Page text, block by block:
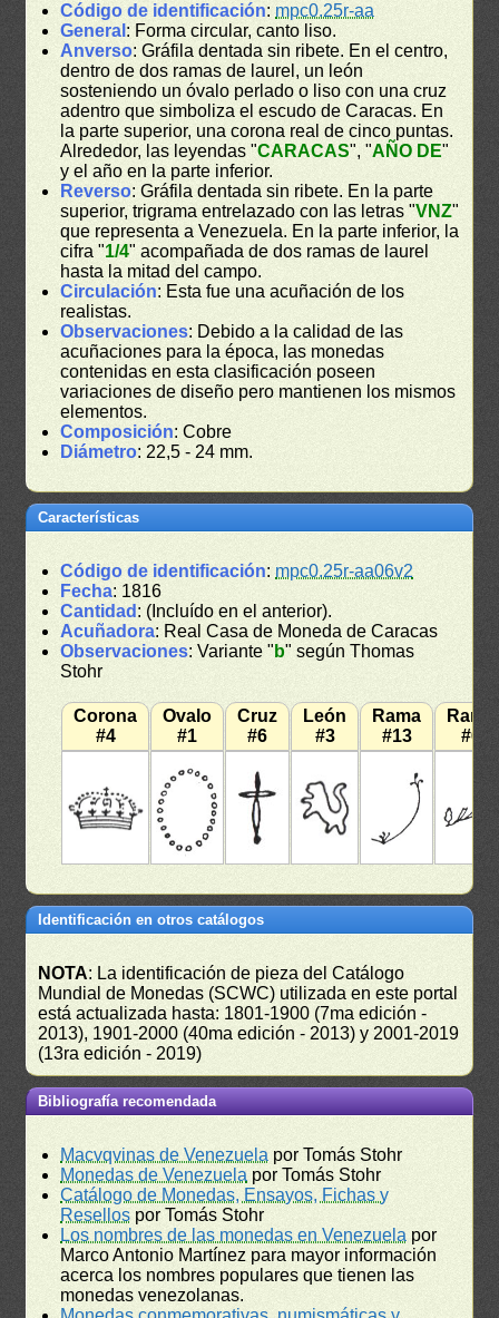
Código de identificación: mpc0.25r-aa
General : Forma circular, canto liso.
Anverso: Gráfila dentada sin ribete. En el centro,
dentro de dos ramas de laurel, un león
sosteniendo un óvalo perlado o liso con una cruz
adentro que simboliza el escudo de Caracas. En
la parte superior, una corona real de cinco puntas.
Alrededor, las leyendas "CARACAS", "AÑO DE"
y el año en la parte inferior.
Reverso: Gráfila dentada sin ribete. En la parte
superior, trigrama entrelazado con las letras "VNZ"
que representa a Venezuela. En la parte inferior, la
cifra "1/4" acompañada de dos ramas de laurel
hasta la mitad del campo.
Circulación: Esta fue una acuñación de los
realistas.
Observaciones: Debido a la calidad de las
acuñaciones para la época, las monedas
contenidas en esta clasificación poseen
variaciones de diseño pero mantienen los mismos
elementos.
Composición: Cobre
Diámetro: 22,5 - 24 mm.
Características
Código de identificación: mpc0.25r-aa06v2
Fecha: 1816
Cantidad : (Incluído en el anterior).
Acuñadora: Real Casa de Moneda de Caracas
Observaciones: Variante " b" según Thomas
Stohr
Corona
#4
Ovalo
#1
Cruz
#6
León
#3
Rama
#13
Rama
#6
Identificación en otros catálogos
NOTA: La identificación de pieza del Catálogo
Mundial de Monedas (SCWC) utilizada en este portal
está actualizada hasta: 1801-1900 (7ma edición -
2013), 1901-2000 (40ma edición - 2013) y 2001-2019
(13ra edición - 2019)
Bibliografía recomendada
Macvqvinas de Venezuela por Tomás Stohr
Monedas de Venezuela por Tomás Stohr
Catálogo de Monedas, Ensayos, Fichas y
Resellos por Tomás Stohr
Los nombres de las monedas en Venezuela por
Marco Antonio Martínez para mayor información
acerca los nombres populares que tienen las
monedas venezolanas.